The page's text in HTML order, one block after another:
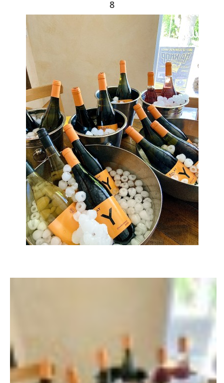
NAŠE SÝRY A DELIKATESY
OTEVÍRACÍ DOBA
DÁRKOVÉ POUKAZY + REZERVACE
DEGUSTACE A PIJÁNOFKOVÉ AKCE
FOTOALBUM
TÝM PIJÁNOFKY
VÍNA OD NAŠICH DODAVATELŮ
Boženy Němcové 1492
© 2026 eStránky.cz Tisk Aktualizováno: 20. 7. 2026 |
8